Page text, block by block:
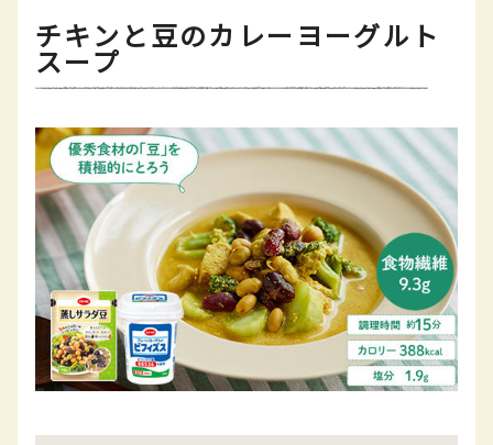
チキンと豆のカレーヨーグルト
スープ